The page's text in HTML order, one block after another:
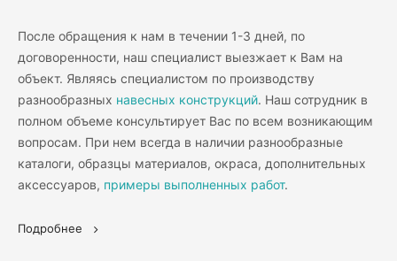
После обращения к нам в течении 1-3 дней, по
договоренности, наш специалист выезжает к Вам на
объект. Являясь специалистом по производству
разнообразных навесных конструкций. Наш сотрудник в
полном объеме консультирует Вас по всем возникающим
вопросам. При нем всегда в наличии разнообразные
каталоги, образцы материалов, окраса, дополнительных
аксессуаров, примеры выполненных работ.
Подробнее